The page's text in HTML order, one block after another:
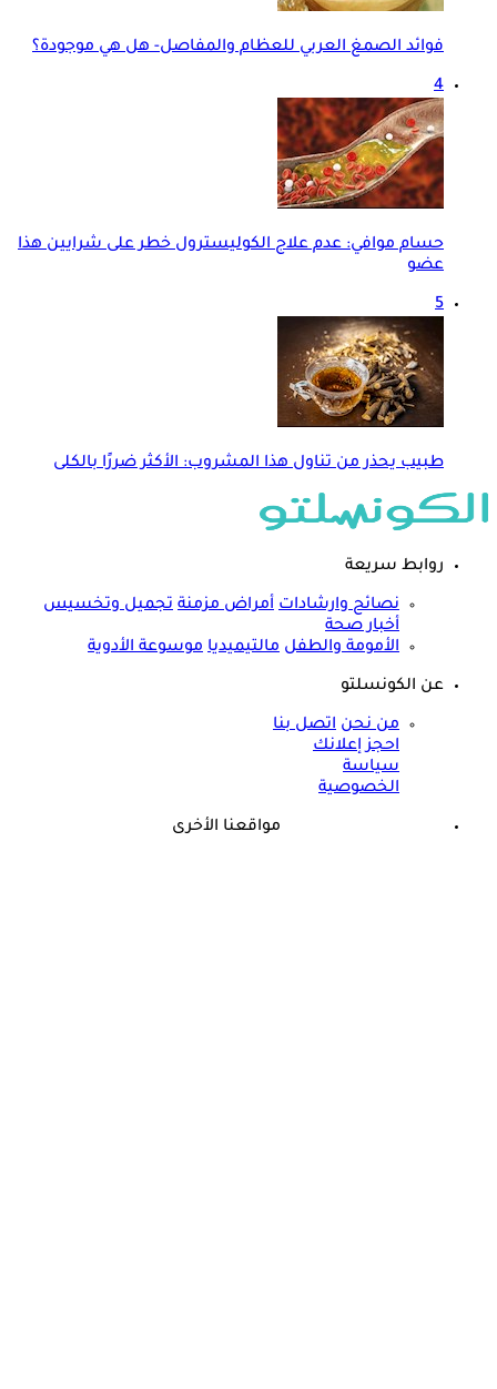
فوائد الصمغ العربي للعظام والمفاصل- هل هي موجودة؟
4
حسام موافي: عدم علاج الكوليسترول خطر على شرايين هذا
عضو
5
طبيب يحذر من تناول هذا المشروب: الأكثر ضررًا بالكلى
روابط سريعة
نصائح وارشادات أمراض مزمنة تجميل وتخسيس
أخبار صحة
الأمومة والطفل مالتيميديا موسوعة الأدوية
عن الكونسلتو
من نحن اتصل بنا
احجز إعلانك
سياسة
الخصوصية
مواقعنا الأخرى